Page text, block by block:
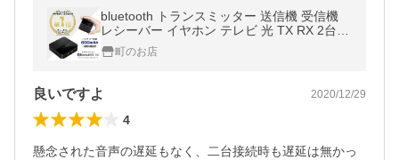
bluetooth トランスミッター 送信機 受信機
レシーバー イヤホン テレビ 光 TX RX 2台同
時 ブルートゥース5.0
町のお店
良いですよ 2020/12/29
4
懸念された音声の遅延もなく、二台接続時も遅延は無かっ